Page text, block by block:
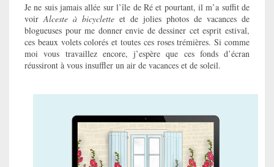
Je ne suis jamais allée sur l’île de Ré et pourtant, il m’a suffit de
voir Alceste à bicyclette et de jolies photos de vacances de
blogueuses pour me donner envie de dessiner cet esprit estival,
ces beaux volets colorés et toutes ces roses trémières. Si comme
moi vous travaillez encore, j’espère que ces fonds d’écran
réussiront à vous insuffler un air de vacances et de soleil.